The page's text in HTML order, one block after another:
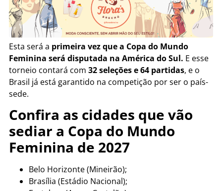
Esta será a primeira vez que a Copa do Mundo
Feminina será disputada na América do Sul. E esse
torneio contará com 32 seleções e 64 partidas, e o
Brasil já está garantido na competição por ser o país-
sede.
Confira as cidades que vão
sediar a Copa do Mundo
Feminina de 2027
Belo Horizonte (Mineirão);
Brasília (Estádio Nacional);